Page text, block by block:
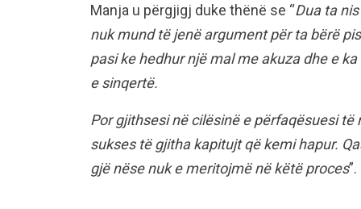
Manja u përgjigj duke thënë se “Dua ta
nuk mund të jenë argument për ta bërë
pasi ke hedhur një mal me akuza dhe e
e sinqertë.
Por gjithsesi në cilësinë e përfaqësuesi
sukses të gjitha kapitujt që kemi hapur.
gjë nëse nuk e meritojmë në këtë proces”.